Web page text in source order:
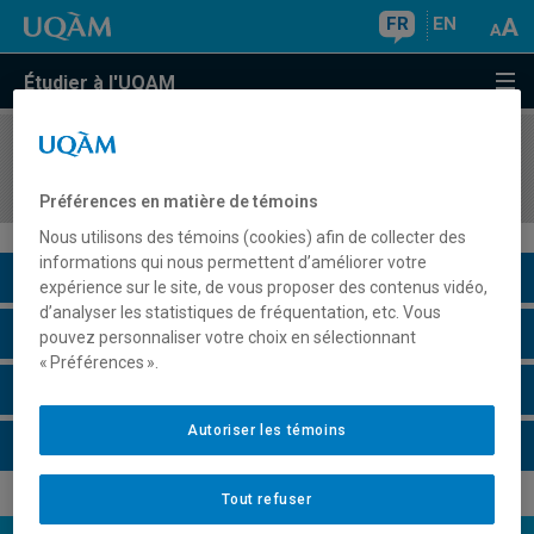
FR EN
Étudier à l'UQAM
COURS//
Description du cours
Horaire - Été 2026
Préférences en matière de témoins
Nous utilisons des témoins (cookies) afin de collecter des
informations qui nous permettent d’améliorer votre
expérience sur le site, de vous proposer des contenus vidéo,
d’analyser les statistiques de fréquentation, etc. Vous
pouvez personnaliser votre choix en sélectionnant
« Préférences ».
Tout refuser
Autoriser les témoins